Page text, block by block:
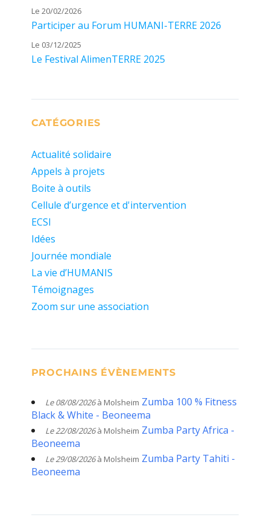
Le 20/02/2026
Participer au Forum HUMANI-TERRE 2026
Le 03/12/2025
Le Festival AlimenTERRE 2025
CATÉGORIES
Actualité solidaire
Appels à projets
Boite à outils
Cellule d’urgence et d'intervention
ECSI
Idées
Journée mondiale
La vie d’HUMANIS
Témoignages
Zoom sur une association
PROCHAINS ÉVÈNEMENTS
Le 08/08/2026à Molsheim Zumba 100 % Fitness
Black & White - Beoneema
Le 22/08/2026à Molsheim Zumba Party Africa -
Beoneema
Le 29/08/2026à Molsheim Zumba Party Tahiti -
Beoneema